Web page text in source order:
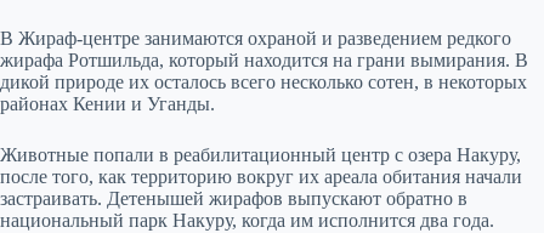
В Жираф-центре занимаются охраной и разведением редкого
жирафа Ротшильда, который находится на грани вымирания. В
дикой природе их осталось всего несколько сотен, в некоторых
районах Кении и Уганды.
Животные попали в реабилитационный центр с озера Накуру,
после того, как территорию вокруг их ареала обитания начали
застраивать. Детенышей жирафов выпускают обратно в
национальный парк Накуру, когда им исполнится два года.